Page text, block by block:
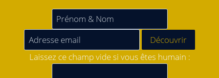
Laissez ce champ vide si vous êtes humain :